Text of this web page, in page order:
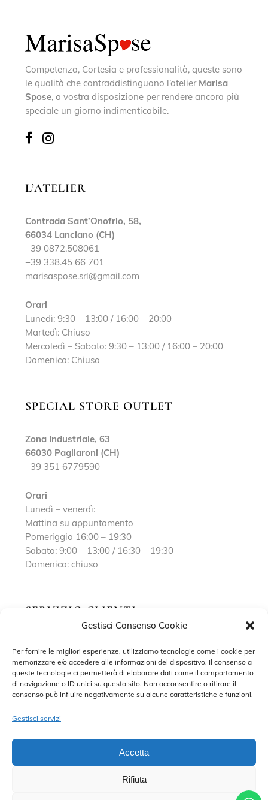
Gestisci Consenso Cookie
Per fornire le migliori esperienze, utilizziamo tecnologie come i cookie per
memorizzare e/o accedere alle informazioni del dispositivo. Il consenso a
queste tecnologie ci permetterà di elaborare dati come il comportamento
di navigazione o ID unici su questo sito. Non acconsentire o ritirare il
consenso può influire negativamente su alcune caratteristiche e funzioni.
Gestisci servizi
Accetta
Rifiuta
Competenza, Cortesia e professionalità, queste sono
le qualità che contraddistinguono l’atelier Marisa
Spose, a vostra disposizione per rendere ancora più
speciale un giorno indimenticabile.
L’ATELIER
Contrada Sant’Onofrio, 58,
66034 Lanciano (CH)
+39 0872.508061
+39 338.45 66 701
marisaspose.srl@gmail.com
Orari
Lunedì: 9:30 – 13:00 / 16:00 – 20:00
Martedì: Chiuso
Mercoledì – Sabato: 9:30 – 13:00 / 16:00 – 20:00
Domenica: Chiuso
SPECIAL STORE OUTLET
Zona Industriale, 63
66030 Pagliaroni (CH)
+39 351 6779590
Orari
Lunedì – venerdì:
Mattina su appuntamento
Pomeriggio 16:00 – 19:30
Sabato: 9:00 – 13:00 / 16:30 – 19:30
Domenica: chiuso
SERVIZIO CLIENTI
Contatti
Privacy Policy
CONTRADA SANT’ONOFRIO, 58, 66034 LANCIANO (CH) P. IVA